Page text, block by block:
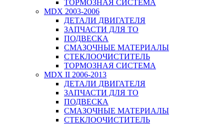
ТОРМОЗНАЯ СИСТЕМА
MDX 2003-2006
ДЕТАЛИ ДВИГАТЕЛЯ
ЗАПЧАСТИ ДЛЯ ТО
ПОДВЕСКА
СМАЗОЧНЫЕ МАТЕРИАЛЫ
СТЕКЛООЧИСТИТЕЛЬ
ТОРМОЗНАЯ СИСТЕМА
MDX II 2006-2013
ДЕТАЛИ ДВИГАТЕЛЯ
ЗАПЧАСТИ ДЛЯ ТО
ПОДВЕСКА
СМАЗОЧНЫЕ МАТЕРИАЛЫ
СТЕКЛООЧИСТИТЕЛЬ